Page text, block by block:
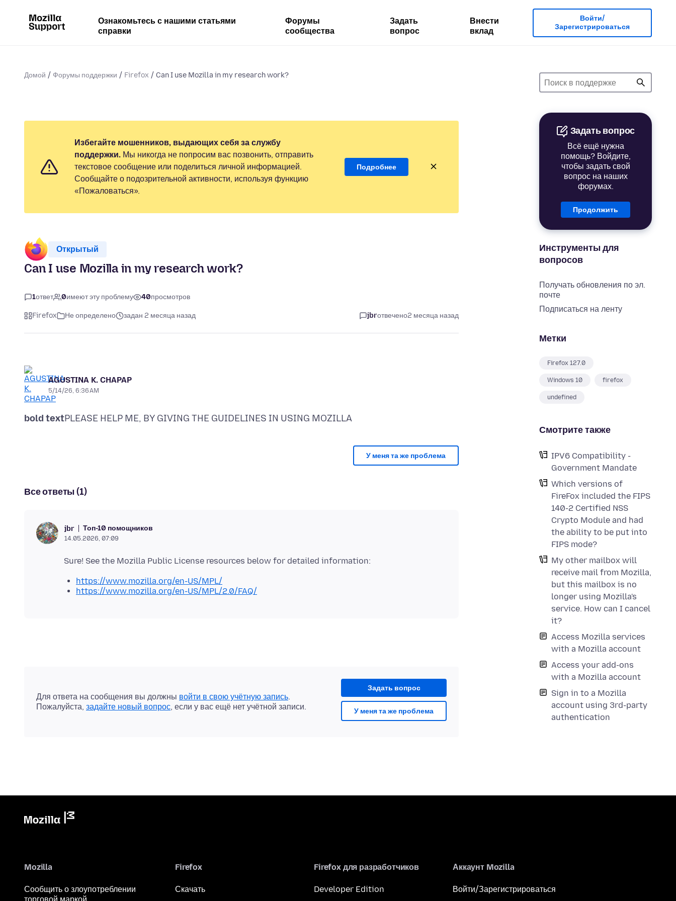
Ознакомьтесь с нашими статьями
справки
Форумы
сообщества
Задать
вопрос
Внести
вклад
Войти/
Зарегистрироваться
Домой Форумы поддержки Firefox Can I use Mozilla in my research work?
Задать вопрос
Всё ещё нужна
помощь? Войдите,
чтобы задать свой
вопрос на наших
форумах.
Продолжить
Инструменты для
вопросов
Получать обновления по эл.
почте
Подписаться на ленту
Метки
Firefox 127.0
Windows 10 firefox
undefined
Смотрите также
IPV6 Compatibility -
Government Mandate
Which versions of
FireFox included the FIPS
140-2 Certified NSS
Crypto Module and had
the ability to be put into
FIPS mode?
My other mailbox will
receive mail from Mozilla,
but this mailbox is no
longer using Mozilla's
service. How can I cancel
it?
Access Mozilla services
with a Mozilla account
Access your add-ons
with a Mozilla account
Sign in to a Mozilla
account using 3rd-party
authentication
Избегайте мошенников, выдающих себя за службу
поддержки. Мы никогда не попросим вас позвонить, отправить
текстовое сообщение или поделиться личной информацией.
Сообщайте о подозрительной активности, используя функцию
«Пожаловаться».
Подробнее
Открытый
Can I use Mozilla in my research work?
1ответ 0имеют эту проблему 40просмотров
Firefox Не определено задан 2 месяца назад jbrотвечено2 месяца назад
AGUSTINA K. CHAPAP
5/14/26, 6:36 AM
bold text
У меня та же проблема
Все ответы (1)
jbr Топ-10 помощников
14.05.2026, 07:09
https://www.mozilla.org/en-US/MPL/
https://www.mozilla.org/en-US/MPL/2.0/FAQ/
Задать вопрос
У меня та же проблема
Для ответа на сообщения вы должны войти в свою учётную запись.
Пожалуйста, задайте новый вопрос, если у вас ещё нет учётной записи.
Mozilla
Сообщить о злоупотреблении
Firefox
Скачать
Firefox для разработчиков
Developer Edition
Аккаунт Mozilla
Войти/Зарегистрироваться